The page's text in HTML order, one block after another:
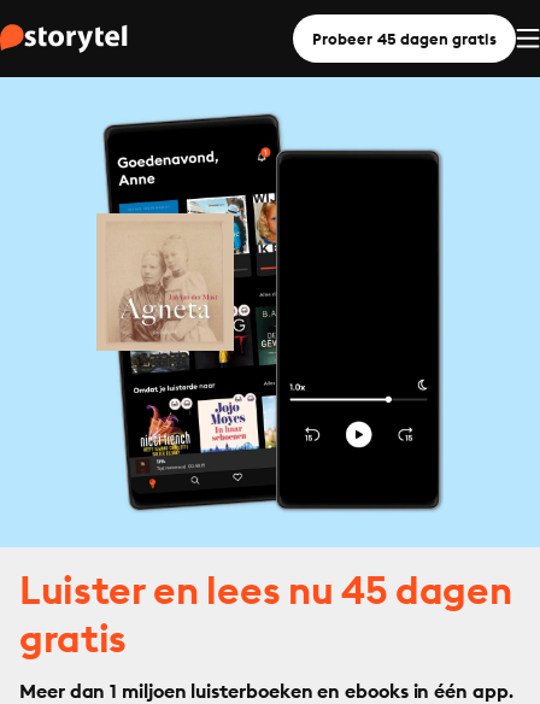
Probeer 45 dagen gratis
Luister en lees nu 45 dagen
gratis
Meer dan 1 miljoen luisterboeken en ebooks in één app.